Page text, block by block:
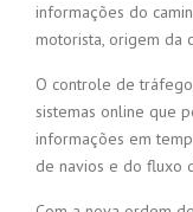
informações do
motorista, origem da
O controle de
sistemas online que
informações em
de navios e do fluxo